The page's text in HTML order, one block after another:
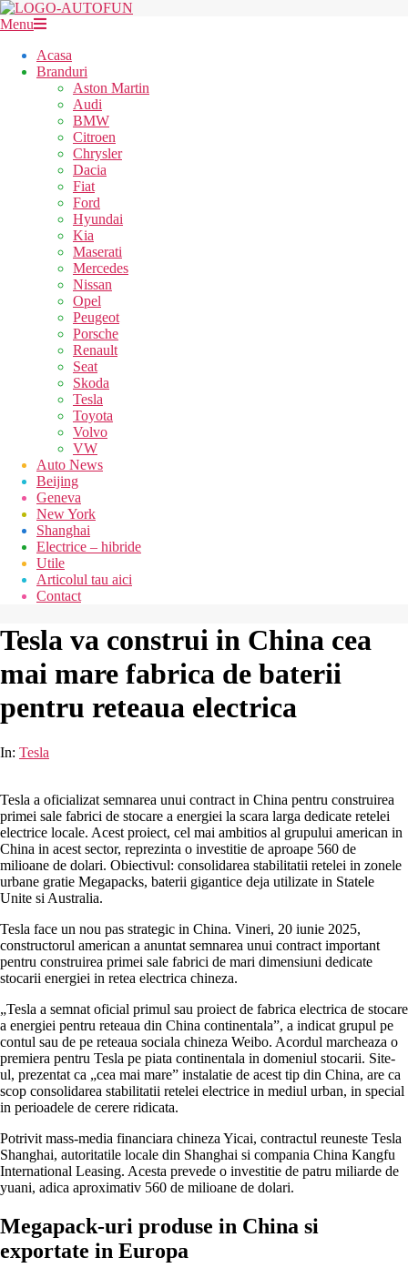
Skip
to
AUTOFUN
Secondary
Menu
Menu
Acasa
Branduri
Aston Martin
Audi
BMW
Citroen
Chrysler
Dacia
Fiat
Ford
Hyundai
Kia
Maserati
Mercedes
Nissan
Opel
Peugeot
Porsche
Renault
Seat
Skoda
Tesla
Toyota
Volvo
VW
Auto News
Beijing
Geneva
New York
Shanghai
Electrice – hibride
Utile
Articolul tau aici
Contact
Tesla va construi in China cea
mai mare fabrica de baterii
pentru reteaua electrica
In: Tesla
Tesla a oficializat semnarea unui contract in China pentru construirea
primei sale fabrici de stocare a energiei la scara larga dedicate retelei
electrice locale. Acest proiect, cel mai ambitios al grupului american in
China in acest sector, reprezinta o investitie de aproape 560 de
milioane de dolari. Obiectivul: consolidarea stabilitatii retelei in zonele
urbane gratie Megapacks, baterii gigantice deja utilizate in Statele
Unite si Australia.
Tesla face un nou pas strategic in China. Vineri, 20 iunie 2025,
constructorul american a anuntat semnarea unui contract important
pentru construirea primei sale fabrici de mari dimensiuni dedicate
stocarii energiei in retea electrica chineza.
„Tesla a semnat oficial primul sau proiect de fabrica electrica de stocare
a energiei pentru reteaua din China continentala”, a indicat grupul pe
contul sau de pe reteaua sociala chineza Weibo. Acordul marcheaza o
premiera pentru Tesla pe piata continentala in domeniul stocarii. Site-
ul, prezentat ca „cea mai mare” instalatie de acest tip din China, are ca
scop consolidarea stabilitatii retelei electrice in mediul urban, in special
in perioadele de cerere ridicata.
Potrivit mass-media financiara chineza Yicai, contractul reuneste Tesla
Shanghai, autoritatile locale din Shanghai si compania China Kangfu
International Leasing. Acesta prevede o investitie de patru miliarde de
yuani, adica aproximativ 560 de milioane de dolari.
Megapack-uri produse in China si
exportate in Europa